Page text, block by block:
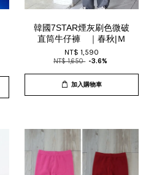
韓國7STAR煙灰刷色微破
直筒牛仔褲 ｜春秋|Ｍ
NT$ 1,590
NT$ 1,650 -3.6%
加入購物車